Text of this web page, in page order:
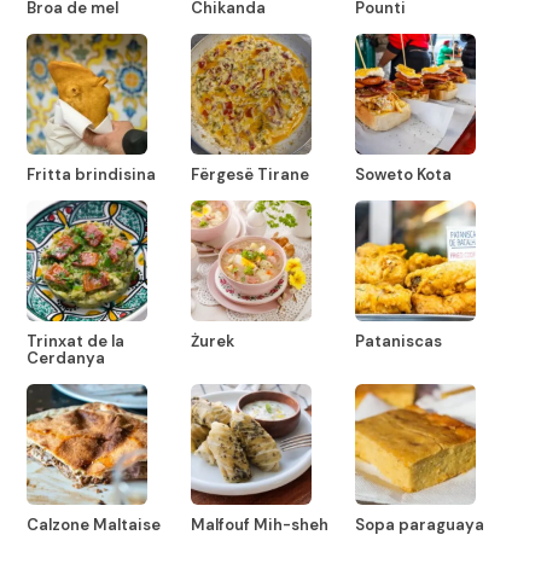
Broa de mel Chikanda Pounti
Fritta brindisina Fërgesë Tirane Soweto Kota
Trinxat de la
Cerdanya
Żurek Pataniscas
Calzone Maltaise Malfouf Mih-sheh Sopa paraguaya